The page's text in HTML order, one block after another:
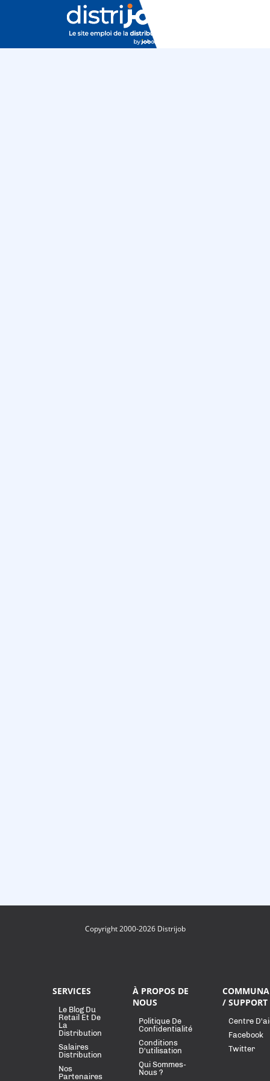
Copyright 2000-2026 Distrijob
SERVICES
Le Blog Du
Retail Et De
La
Distribution
Salaires
Distribution
Nos
Partenaires
À PROPOS DE
NOUS
Politique De
Confidentialité
Conditions
D'utilisation
Qui Sommes-
Nous ?
/ SUPPORT
Centre
Facebook
Twitter